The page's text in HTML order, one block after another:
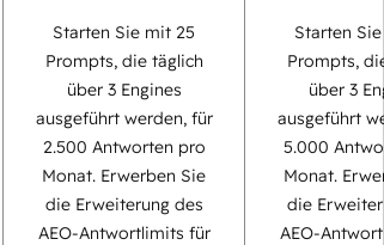
Starten Sie mit 25
Prompts, die täglich
über 3 Engines
ausgeführt werden, für
2.500 Antworten pro
Monat. Erwerben Sie
die Erweiterung des
AEO-Antwortlimits für
Starten
Prompts,
über 3
ausgeführt
5.000
Monat.
die
AEO-